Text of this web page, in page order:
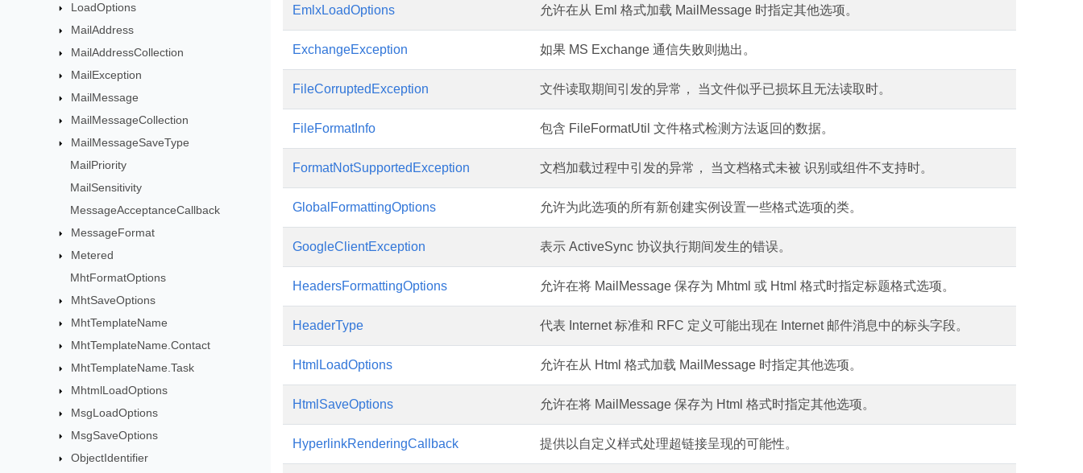
LoadOptions
MailAddress
MailAddressCollection
MailException
MailMessage
MailMessageCollection
MailMessageSaveType
MailPriority
MailSensitivity
MessageAcceptanceCallback
MessageFormat
Metered
MhtFormatOptions
MhtSaveOptions
MhtTemplateName
MhtTemplateName.Contact
MhtTemplateName.Task
MhtmlLoadOptions
MsgLoadOptions
MsgSaveOptions
ObjectIdentifier
EmlxLoadOptions 允许在从 Eml 格式加载 MailMessage 时指定其他选项。
ExchangeException 如果 MS Exchange 通信失败则抛出。
FileCorruptedException 文件读取期间引发的异常， 当文件似乎已损坏且无法读取时。
FileFormatInfo 包含 FileFormatUtil 文件格式检测方法返回的数据。
FormatNotSupportedException 文档加载过程中引发的异常， 当文档格式未被 识别或组件不支持时。
GlobalFormattingOptions 允许为此选项的所有新创建实例设置一些格式选项的类。
GoogleClientException 表示 ActiveSync 协议执行期间发生的错误。
HeadersFormattingOptions 允许在将 MailMessage 保存为 Mhtml 或 Html 格式时指定标题格式选项。
HeaderType 代表 Internet 标准和 RFC 定义可能出现在 Internet 邮件消息中的标头字段。
HtmlLoadOptions 允许在从 Html 格式加载 MailMessage 时指定其他选项。
HtmlSaveOptions 允许在将 MailMessage 保存为 Html 格式时指定其他选项。
HyperlinkRenderingCallback 提供以自定义样式处理超链接呈现的可能性。